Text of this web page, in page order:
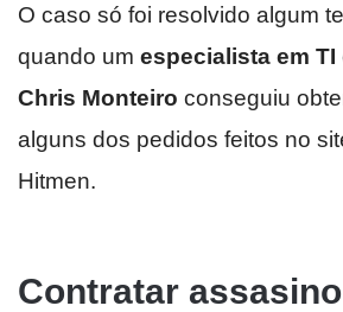
O caso só foi resolvido algum
quando um especialista em TI
Chris Monteiro conseguiu
alguns dos pedidos feitos no
Hitmen.
Contratar